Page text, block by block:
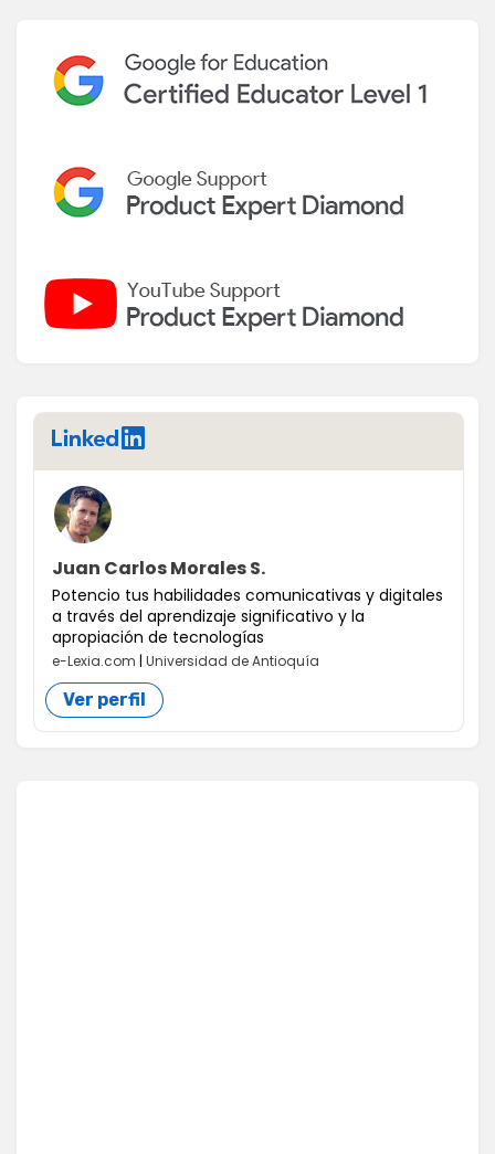
LinkedIn
Juan Carlos Morales S.
Potencio tus habilidades comunicativas y digitales
a través del aprendizaje significativo y la
apropiación de tecnologías
e-Lexia.com | Universidad de Antioquía
Ver perfil